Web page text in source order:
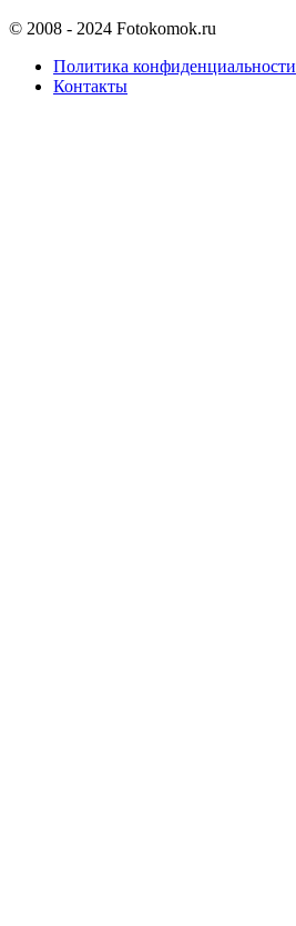
© 2008 - 2024 Fotokomok.ru
Политика конфиденциальности
Контакты